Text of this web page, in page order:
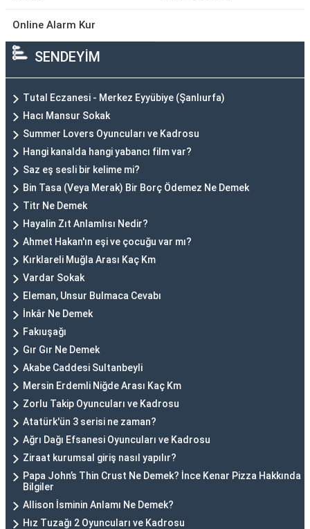
Online Alarm Kur
SENDEYİM
Tutal Eczanesi - Merkez Eyyübiye (Şanlıurfa)
Hacı Mansur Sokak
Summer Lovers Oyuncuları ve Kadrosu
Hangi kanalda hangi yabancı film var?
Saz eş sesli bir kelime mi?
Bin Tasa (Veya Merak) Bir Borç Ödemez Ne Demek
Titr Ne Demek
Hayalin Zıt Anlamlısı Nedir?
Ahmet Hakan'ın eşi ve çocuğu var mı?
Kırklareli Muğla Arası Kaç Km
Vardar Sokak
Eleman, Unsur Bulmaca Cevabı
İnkâr Ne Demek
Fakıuşağı
Gır Gır Ne Demek
Akabe Caddesi Sultanbeyli
Mersin Erdemli Niğde Arası Kaç Km
Zorlu Takip Oyuncuları ve Kadrosu
Atatürk'ün 3 serisi ne zaman?
Ağrı Dağı Efsanesi Oyuncuları ve Kadrosu
Ziraat kurumsal giriş nasıl yapılır?
Papa John’s Thin Crust Ne Demek? İnce Kenar Pizza Hakkında
Bilgiler
Allison İsminin Anlamı Ne Demek?
Hız Tuzağı 2 Oyuncuları ve Kadrosu